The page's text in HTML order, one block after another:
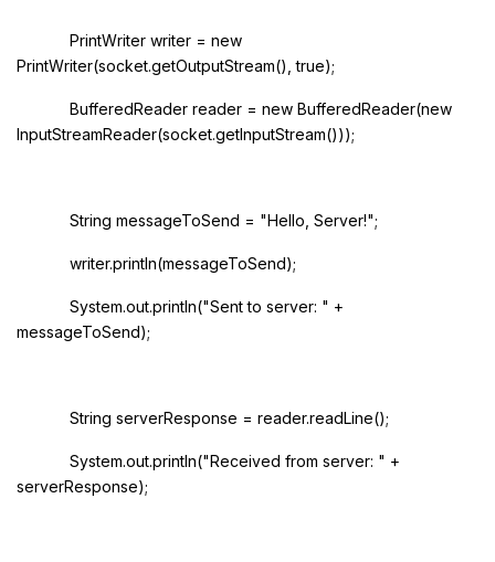
PrintWriter writer = new
PrintWriter(socket.getOutputStream(), true);
BufferedReader reader = new BufferedReader(new
InputStreamReader(socket.getInputStream()));
String messageToSend = "Hello, Server!";
writer.println(messageToSend);
System.out.println("Sent to server: " +
messageToSend);
String serverResponse = reader.readLine();
System.out.println("Received from server: " +
serverResponse);